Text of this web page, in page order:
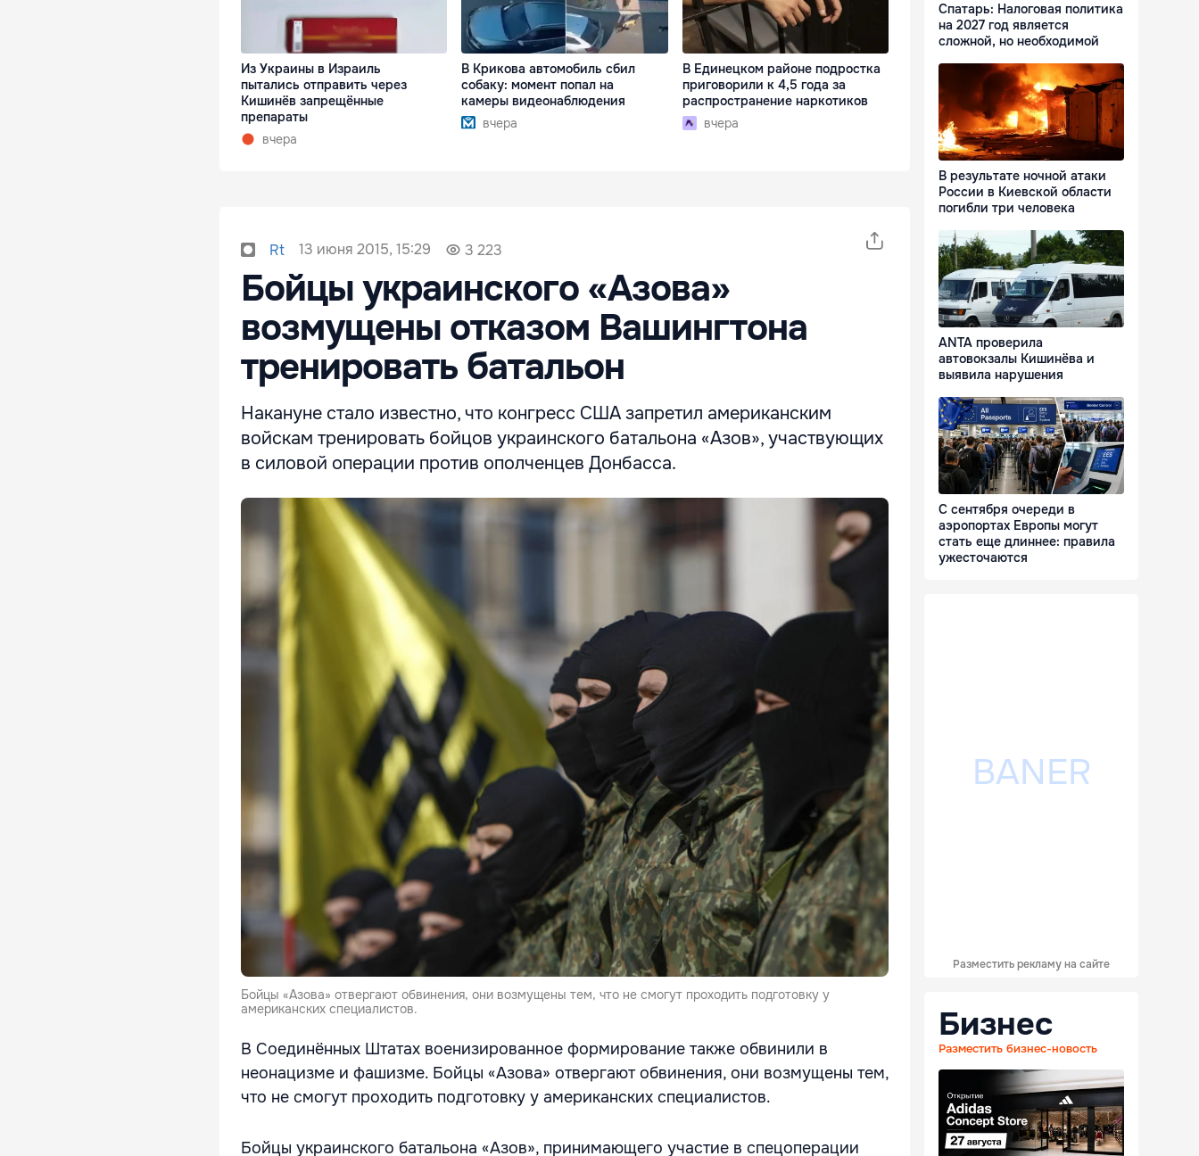
Из Украины в Израиль
пытались отправить через
Кишинёв запрещённые
препараты
вчера
В Крикова автомобиль сбил
собаку: момент попал на
камеры видеонаблюдения
вчера
В Единецком районе подростка
приговорили к 4,5 года за
распространение наркотиков
вчера
Rt 13 июня 2015, 15:29 3 223
Бойцы украинского «Азова»
возмущены отказом Вашингтона
тренировать батальон
Накануне стало известно, что конгресс США запретил американским
войскам тренировать бойцов украинского батальона «Азов», участвующих
в силовой операции против ополченцев Донбасса.
Бойцы «Азова» отвергают обвинения, они возмущены тем, что не смогут проходить подготовку у
американских специалистов.
В Соединённых Штатах военизированное формирование также обвинили в
неонацизме и фашизме. Бойцы «Азова» отвергают обвинения, они возмущены тем,
что не смогут проходить подготовку у американских специалистов.
Бойцы украинского батальона «Азов», принимающего участие в спецоперации
Спатарь: Налоговая политика
на 2027 год является
сложной, но необходимой
В результате ночной атаки
России в Киевской области
погибли три человека
ANTA проверила
автовокзалы Кишинёва и
выявила нарушения
С сентября очереди в
аэропортах Европы могут
стать еще длиннее: правила
ужесточаются
Разместить рекламу на сайте
Бизнес
Разместить бизнес-новость